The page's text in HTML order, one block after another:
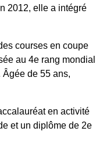
2012, elle a intégré
courses en coupe
au 4e rang mondial
de 55 ans,
en activité
et un diplôme de 2e